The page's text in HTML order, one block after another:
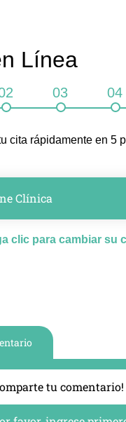
Línea
03 04
cita rápidamente en 5
Clínica
clic para cambiar su